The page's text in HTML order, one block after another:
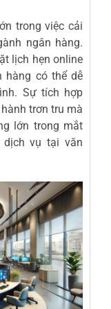
trong việc cải
ngân hàng.
lịch hẹn online
hàng có thể dễ
Sự tích hợp
trơn tru mà
lớn trong mắt
vụ tại văn